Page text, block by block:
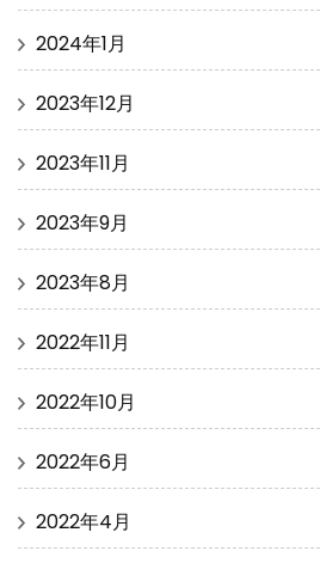
2024年1月
2023年12月
2023年11月
2023年9月
2023年8月
2022年11月
2022年10月
2022年6月
2022年4月